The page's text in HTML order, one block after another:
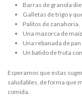
Barras de granola
Galletas de trigo y
Palitos de zanahoria.
Una mazorca de
Una rebanada de
Un batido de fruta
Esperamos que estas
saludables, de forma que
comida.